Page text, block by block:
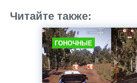
Читайте также:
ГОНОЧНЫЕ